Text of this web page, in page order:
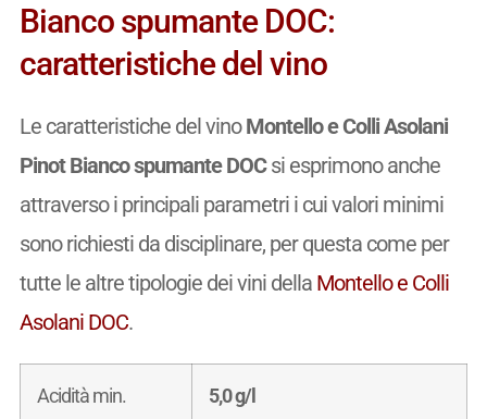
Bianco spumante DOC:
caratteristiche del vino
Le caratteristiche del vinoMontello e Colli Asolani
Pinot Bianco spumante DOCsi esprimono anche
attraverso i principali parametri i cui valori minimi
sono richiesti da disciplinare, per questa come per
tutte le altre tipologie dei vini della Montello e Colli
Asolani DOC.
Acidità min. 5,0 g/l